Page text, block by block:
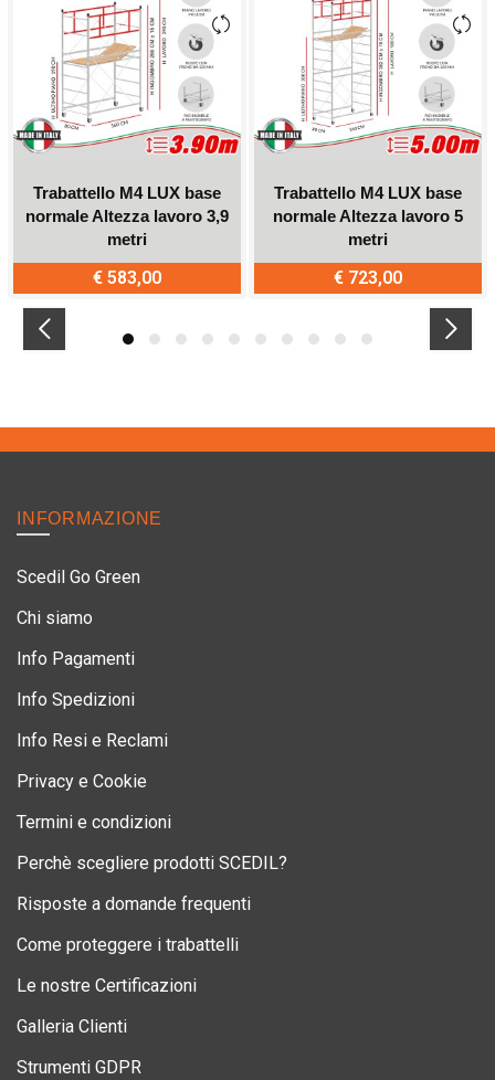
Trabattello M4 LUX base
normale Altezza lavoro 3,9
metri
€ 583,00
Trabattello M4 LUX base
normale Altezza lavoro 5
metri
€ 723,00
INFORMAZIONE
Scedil Go Green
Chi siamo
Info Pagamenti
Info Spedizioni
Info Resi e Reclami
Privacy e Cookie
Termini e condizioni
Perchè scegliere prodotti SCEDIL?
Risposte a domande frequenti
Come proteggere i trabattelli
Le nostre Certificazioni
Galleria Clienti
Strumenti GDPR